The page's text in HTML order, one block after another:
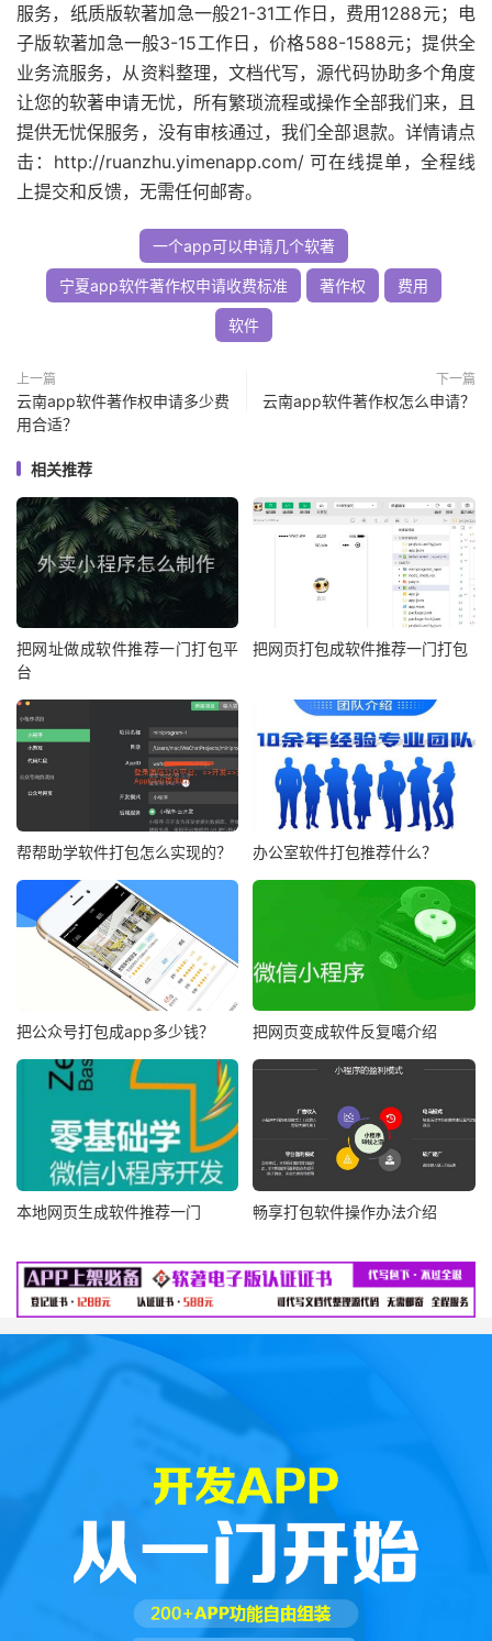
服务，纸质版软著加急一般21-31工作日，费用1288元；电
子版软著加急一般3-15工作日，价格588-1588元；提供全
业务流服务，从资料整理，文档代写，源代码协助多个角度
让您的软著申请无忧，所有繁琐流程或操作全部我们来，且
提供无忧保服务，没有审核通过，我们全部退款。详情请点
击：http://ruanzhu.yimenapp.com/ 可在线提单，全程线
上提交和反馈，无需任何邮寄。
一个app可以申请几个软著
宁夏app软件著作权申请收费标准 著作权 费用
软件
上一篇
云南app软件著作权申请多少费
用合适？
下一篇
云南app软件著作权怎么申请？
相关推荐
把网址做成软件推荐一门打包平
台
把网页打包成软件推荐一门打包
帮帮助学软件打包怎么实现的？ 办公室软件打包推荐什么？
把公众号打包成app多少钱？ 把网页变成软件反复噶介绍
本地网页生成软件推荐一门 畅享打包软件操作办法介绍